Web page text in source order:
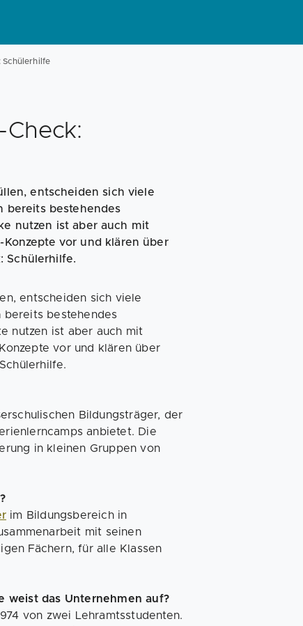
Schülerhilfe
entscheiden sich viele
bereits bestehendes
nutzen ist aber auch mit
vor und klären über
Schülerhilfe.
entscheiden sich viele
bereits bestehendes
nutzen ist aber auch mit
vor und klären über
Bildungsträger, der
anbietet. Die
in kleinen Gruppen von
im Bildungsbereich in
mit seinen
Fächern, für alle Klassen
weist das Unternehmen auf?
von zwei Lehramtsstudenten.